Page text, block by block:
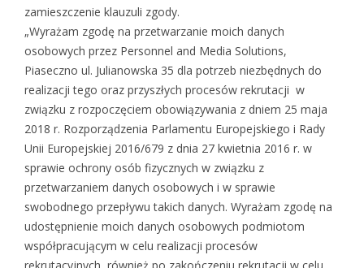
zamieszczenie klauzuli zgody.
„Wyrażam zgodę na przetwarzanie moich danych
osobowych przez Personnel and Media Solutions,
Piaseczno ul. Julianowska 35 dla potrzeb niezbędnych do
realizacji tego oraz przyszłych procesów rekrutacji w
związku z rozpoczęciem obowiązywania z dniem 25 maja
2018 r. Rozporządzenia Parlamentu Europejskiego i Rady
Unii Europejskiej 2016/679 z dnia 27 kwietnia 2016 r. w
sprawie ochrony osób fizycznych w związku z
przetwarzaniem danych osobowych i w sprawie
swobodnego przepływu takich danych. Wyrażam zgodę na
udostępnienie moich danych osobowych podmiotom
współpracującym w celu realizacji procesów